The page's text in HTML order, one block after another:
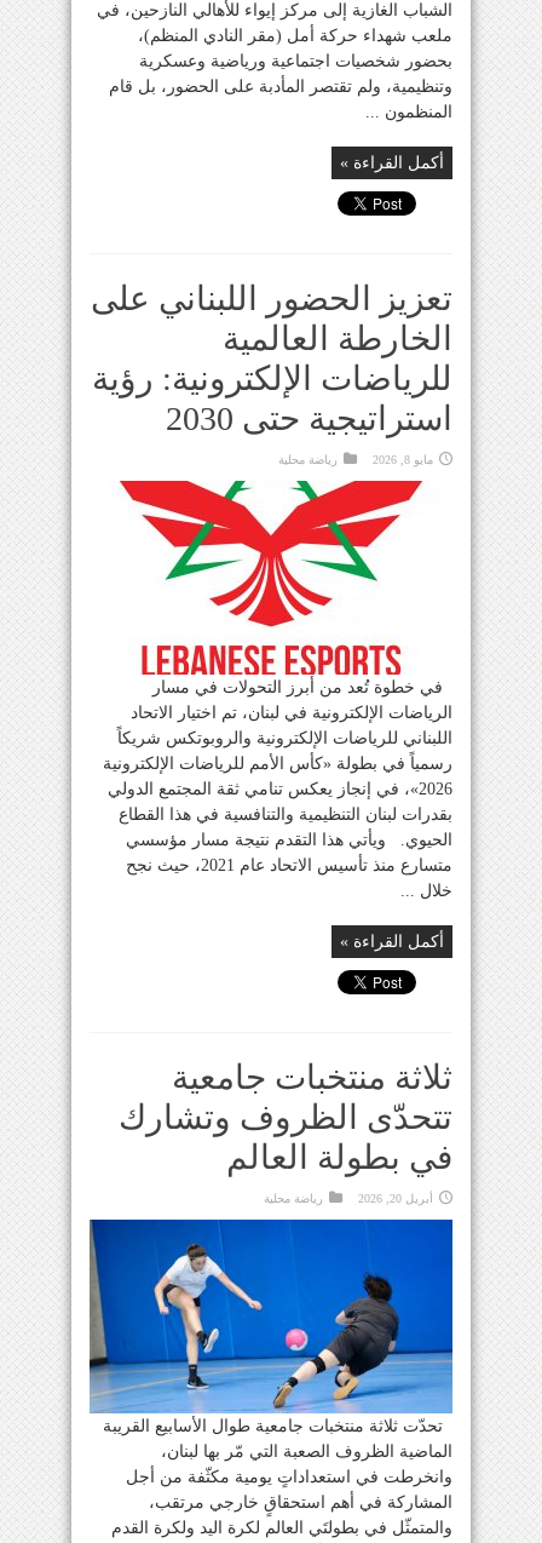
الشباب الغازية إلى مركز إيواء للأهالي النازحين، في
ملعب شهداء حركة أمل (مقر النادي المنظم)،
بحضور شخصيات اجتماعية ورياضية وعسكرية
وتنظيمية، ولم تقتصر المأدبة على الحضور، بل قام
المنظمون ...
أكمل القراءة »
تعزيز الحضور اللبناني على
الخارطة العالمية
للرياضات الإلكترونية: رؤية
استراتيجية حتى 2030
مايو 8, 2026 رياضة محلية
في خطوة تُعد من أبرز التحولات في مسار
الرياضات الإلكترونية في لبنان، تم اختيار الاتحاد
اللبناني للرياضات الإلكترونية والروبوتكس شريكاً
رسمياً في بطولة «كأس الأمم للرياضات الإلكترونية
2026»، في إنجاز يعكس تنامي ثقة المجتمع الدولي
بقدرات لبنان التنظيمية والتنافسية في هذا القطاع
الحيوي. ويأتي هذا التقدم نتيجة مسار مؤسسي
متسارع منذ تأسيس الاتحاد عام 2021، حيث نجح
خلال ...
أكمل القراءة »
ثلاثة منتخبات جامعية
تتحدّى الظروف وتشارك
في بطولة العالم
أبريل 20, 2026 رياضة محلية
تحدّت ثلاثة منتخبات جامعية طوال الأسابيع القريبة
الماضية الظروف الصعبة التي مّر بها لبنان،
وانخرطت في استعداداتٍ يومية مكثّفة من أجل
المشاركة في أهم استحقاقٍ خارجي مرتقب،
والمتمثّل في بطولتَي العالم لكرة اليد ولكرة القدم